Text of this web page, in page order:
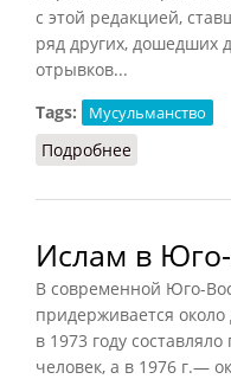
с этой редакцией,
ряд других, дошедших
отрывков...
Tags:
Мусульманство
Подробнее
Ислам в
В современной Юго-
придерживается около
в 1973 году
человек, а в 1976 г.—